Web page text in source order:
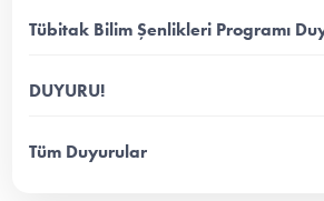
Tübitak Bilim Şenlikleri Programı
DUYURU!
Tüm Duyurular